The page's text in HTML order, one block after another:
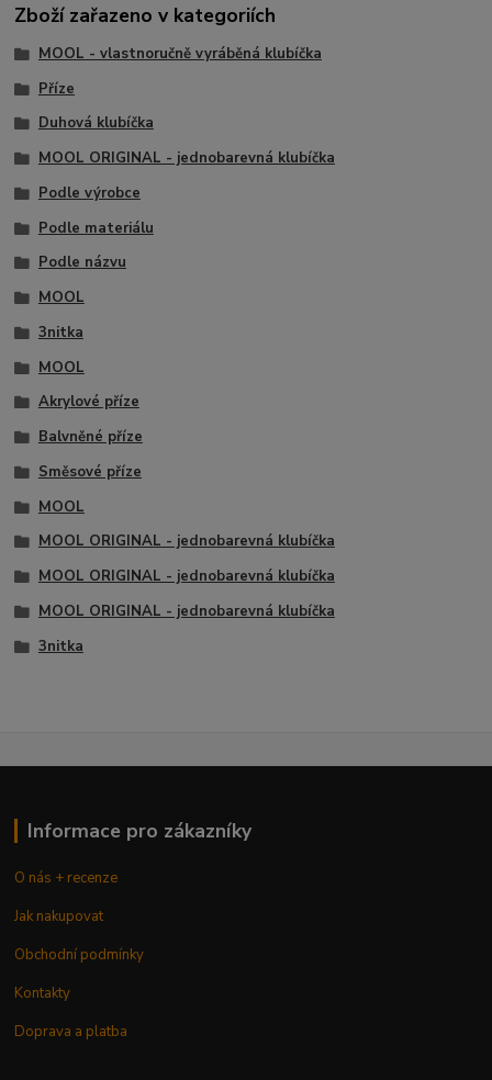
Zboží zařazeno v kategoriích
MOOL - vlastnoručně vyráběná klubíčka
Příze
Duhová klubíčka
MOOL ORIGINAL - jednobarevná klubíčka
Podle výrobce
Podle materiálu
Podle názvu
MOOL
3nitka
MOOL
Akrylové příze
Balvněné příze
Směsové příze
MOOL
MOOL ORIGINAL - jednobarevná klubíčka
MOOL ORIGINAL - jednobarevná klubíčka
MOOL ORIGINAL - jednobarevná klubíčka
3nitka
Informace pro zákazníky
O nás + recenze
Jak nakupovat
Obchodní podmínky
Kontakty
Doprava a platba